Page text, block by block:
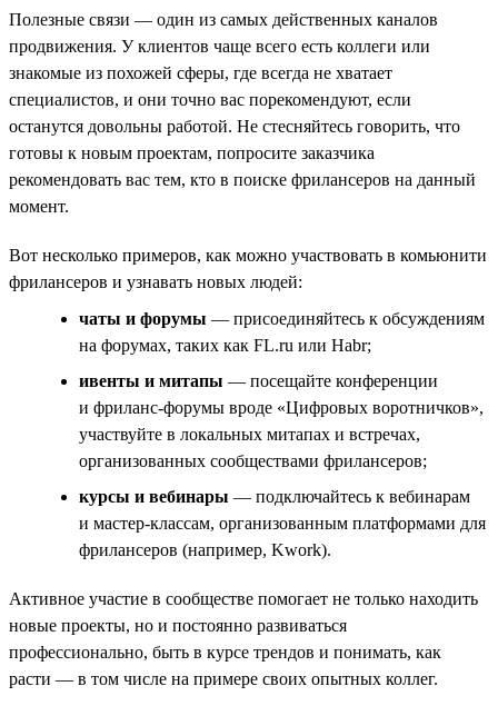
Полезные связи — один из самых действенных каналов
продвижения. У клиентов чаще всего есть коллеги или
знакомые из похожей сферы, где всегда не хватает
специалистов, и они точно вас порекомендуют, если
останутся довольны работой. Не стесняйтесь говорить, что
готовы к новым проектам, попросите заказчика
рекомендовать вас тем, кто в поиске фрилансеров на данный
момент.
Вот несколько примеров, как можно участвовать в комьюнити
фрилансеров и узнавать новых людей:
чаты и форумы — присоединяйтесь к обсуждениям
на форумах, таких как FL.ru или Habr;
ивенты и митапы — посещайте конференции
и фриланс-форумы вроде «Цифровых воротничков»,
участвуйте в локальных митапах и встречах,
организованных сообществами фрилансеров;
курсы и вебинары — подключайтесь к вебинарам
и мастер-классам, организованным платформами для
фрилансеров (например, Kwork).
Активное участие в сообществе помогает не только находить
новые проекты, но и постоянно развиваться
профессионально, быть в курсе трендов и понимать, как
расти — в том числе на примере своих опытных коллег.